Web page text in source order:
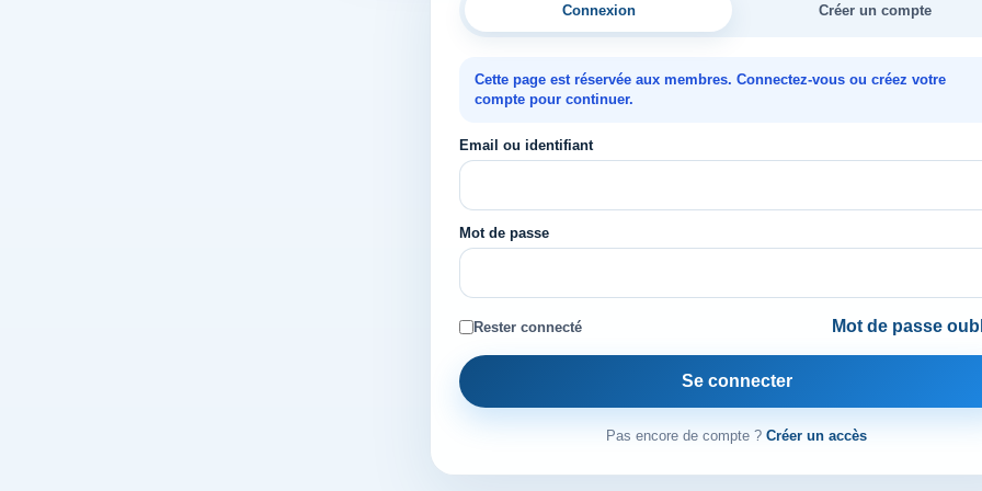
Connexion Créer un compte
Cette page est réservée aux membres. Connectez-vous ou créez votre
compte pour continuer.
Email ou identifiant
Mot de passe
Rester connecté Mot de passe
Se connecter
Pas encore de compte ? Créer un accès